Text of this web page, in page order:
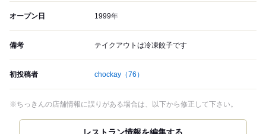
オープン日 1999年
備考 テイクアウトは冷凍餃子です
初投稿者 chockay （76）
※ちっきんの店舗情報に誤りがある場合は、以下から修正して下さい。